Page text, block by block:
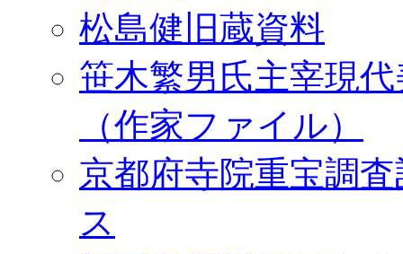
松島健旧蔵資料
笹木繁男氏主宰現
（作家ファイル）
京都府寺院重宝調
ス